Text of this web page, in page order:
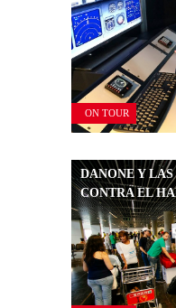
ON TOUR
DANONE Y
CONTRA EL